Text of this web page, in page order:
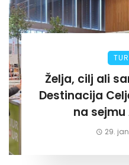
Želja, cilj ali
Destinacija
na
29.